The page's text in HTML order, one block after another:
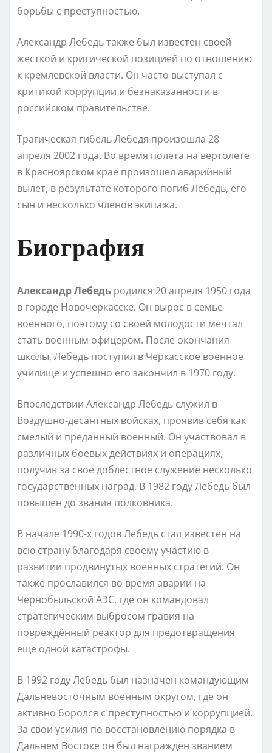
борьбы с преступностью.
Александр Лебедь также был известен своей
жесткой и критической позицией по отношению
к кремлевской власти. Он часто выступал с
критикой коррупции и безнаказанности в
российском правительстве.
Трагическая гибель Лебедя произошла 28
апреля 2002 года. Во время полета на вертолете
в Красноярском крае произошел аварийный
вылет, в результате которого погиб Лебедь, его
сын и несколько членов экипажа.
Биография
Александр Лебедь родился 20 апреля 1950 года
в городе Новочеркасске. Он вырос в семье
военного, поэтому со своей молодости мечтал
стать военным офицером. После окончания
школы, Лебедь поступил в Черкасское военное
училище и успешно его закончил в 1970 году.
Впоследствии Александр Лебедь служил в
Воздушно-десантных войсках, проявив себя как
смелый и преданный военный. Он участвовал в
различных боевых действиях и операциях,
получив за своё доблестное служение несколько
государственных наград. В 1982 году Лебедь был
повышен до звания полковника.
В начале 1990-х годов Лебедь стал известен на
всю страну благодаря своему участию в
развитии продвинутых военных стратегий. Он
также прославился во время аварии на
Чернобыльской АЭС, где он командовал
стратегическим выбросом гравия на
повреждённый реактор для предотвращения
ещё одной катастрофы.
В 1992 году Лебедь был назначен командующим
Дальневосточным военным округом, где он
активно боролся с преступностью и коррупцией.
За свои усилия по восстановлению порядка в
Дальнем Востоке он был награждён званием